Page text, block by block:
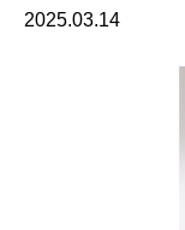
2025.03.14